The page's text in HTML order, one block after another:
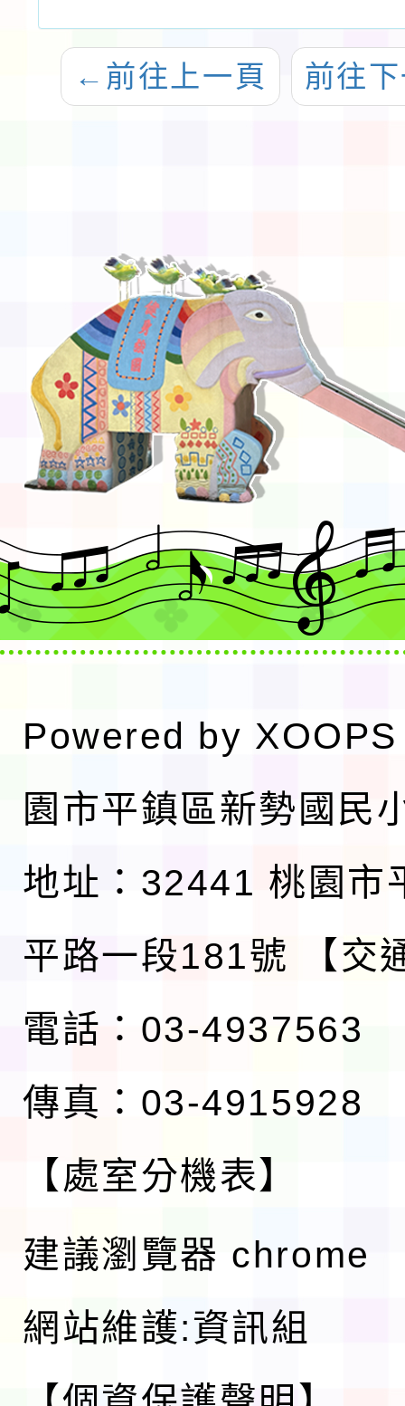
← 前往上一頁 前往
Powered by XOOPS
園市平鎮區新勢國民
地址：32441 桃園市
平路一段181號
【交
電話：03-4937563
傳真：03-4915928
【處室分機表】
建議瀏覽器 chrome
網站維護:資訊組